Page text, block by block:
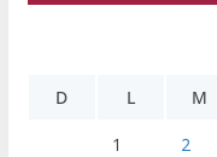
D
L M
1 2